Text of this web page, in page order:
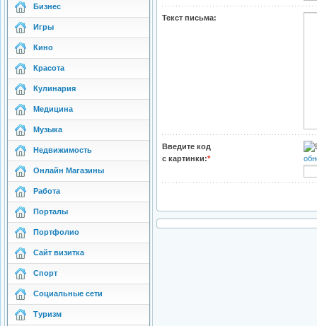
Бизнес
Игры
Кино
Красота
Кулинария
Медицина
Музыка
Недвижимость
Онлайн Магазины
Работа
Порталы
Портфолио
Сайт визитка
Спорт
Социальные сети
Туризм
Текст письма:
Введите код
с картинки:*